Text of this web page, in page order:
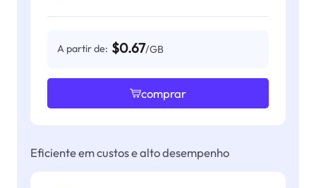
A partir de: $0.67/GB
comprar
Eficiente em custos e alto desempenho